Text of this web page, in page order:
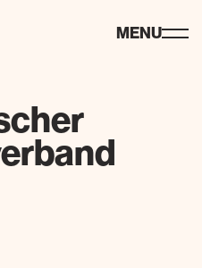
MENU